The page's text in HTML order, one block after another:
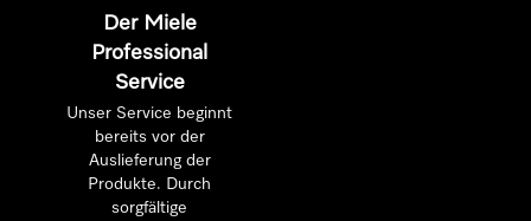
Der Miele
Professional
Service
Unser Service beginnt
bereits vor der
Auslieferung der
Produkte. Durch
sorgfältige